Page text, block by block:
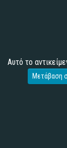
Αυτό το
Μετάβαση